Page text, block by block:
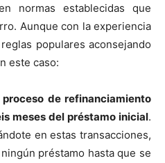
normas establecidas que
Aunque con la experiencia
populares aconsejando
este caso:
de refinanciamiento
meses del préstamo inicial.
en estas transacciones,
préstamo hasta que se